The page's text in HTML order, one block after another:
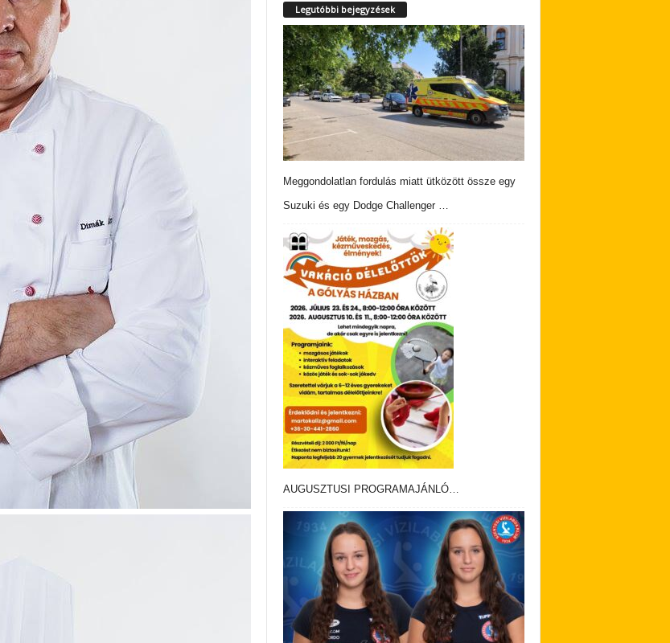
Legutóbbi bejegyzések
Meggondolatlan fordulás miatt ütközött össze egy
Suzuki és egy Dodge Challenger …
AUGUSZTUSI PROGRAMAJÁNLÓ…